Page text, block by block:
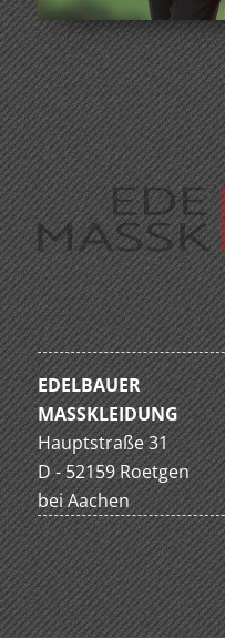
EDELBAUER
MASSKLEIDUNG
Hauptstraße 31
D - 52159 Roetgen
bei Aachen